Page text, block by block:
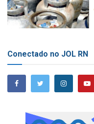
Conectado no JOL RN